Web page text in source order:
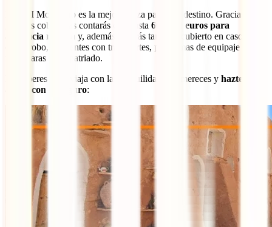
El IATI Mochilero es la mejor póliza para este destino. Gracias a sus
grandes coberturas contarás con hasta 600.000 euros para
asistencia médica
y, además, estarás también cubierto en casos
como robo, incidentes con transportes, problemas de equipaje o si
necesitaras ser repatriado.
No esperes más, viaja con la tranquilidad que mereces y hazte
ahora con tu seguro: